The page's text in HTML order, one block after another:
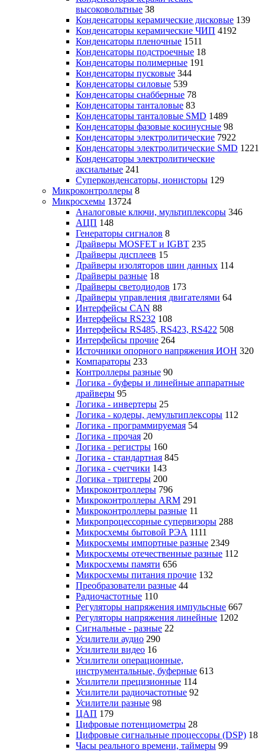
высоковольтные 38
Конденсаторы керамические дисковые 139
Конденсаторы керамические ЧИП 4192
Конденсаторы пленочные 1511
Конденсаторы подстроечные 18
Конденсаторы полимерные 191
Конденсаторы пусковые 344
Конденсаторы силовые 539
Конденсаторы снабберные 78
Конденсаторы танталовые 83
Конденсаторы танталовые SMD 1489
Конденсаторы фазовые косинусные 98
Конденсаторы электролитические 7922
Конденсаторы электролитические SMD 1221
Конденсаторы электролитические
аксиальные 241
Суперконденсаторы, ионисторы 129
Микроконтроллеры 8
Микросхемы 13724
Аналоговые ключи, мультиплексоры 346
АЦП 148
Генераторы сигналов 8
Драйверы MOSFET и IGBT 235
Драйверы дисплеев 15
Драйверы изоляторов шин данных 114
Драйверы разные 18
Драйверы светодиодов 173
Драйверы управления двигателями 64
Интерфейсы CAN 88
Интерфейсы RS232 108
Интерфейсы RS485, RS423, RS422 508
Интерфейсы прочие 264
Источники опорного напряжения ИОН 320
Компараторы 233
Контроллеры разные 90
Логика - буферы и линейные аппаратные
драйверы 95
Логика - инвертеры 25
Логика - кодеры, демультиплексоры 112
Логика - программируемая 54
Логика - прочая 20
Логика - регистры 160
Логика - стандартная 845
Логика - счетчики 143
Логика - триггеры 200
Микроконтроллеры 796
Микроконтроллеры ARM 291
Микроконтроллеры разные 11
Микропроцессорные супервизоры 288
Микросхемы бытовой РЭА 1111
Микросхемы импортные разные 2349
Микросхемы отечественные разные 112
Микросхемы памяти 656
Микросхемы питания прочие 132
Преобразователи разные 44
Радиочастотные 110
Регуляторы напряжения импульсные 667
Регуляторы напряжения линейные 1202
Сигнальные - разные 22
Усилители аудио 290
Усилители видео 16
Усилители операционные,
инструментальные, буферные 613
Усилители прецизионные 114
Усилители радиочастотные 92
Усилители разные 98
ЦАП 179
Цифровые потенциометры 28
Цифровые сигнальные процессоры (DSP) 18
Часы реального времени, таймеры 99